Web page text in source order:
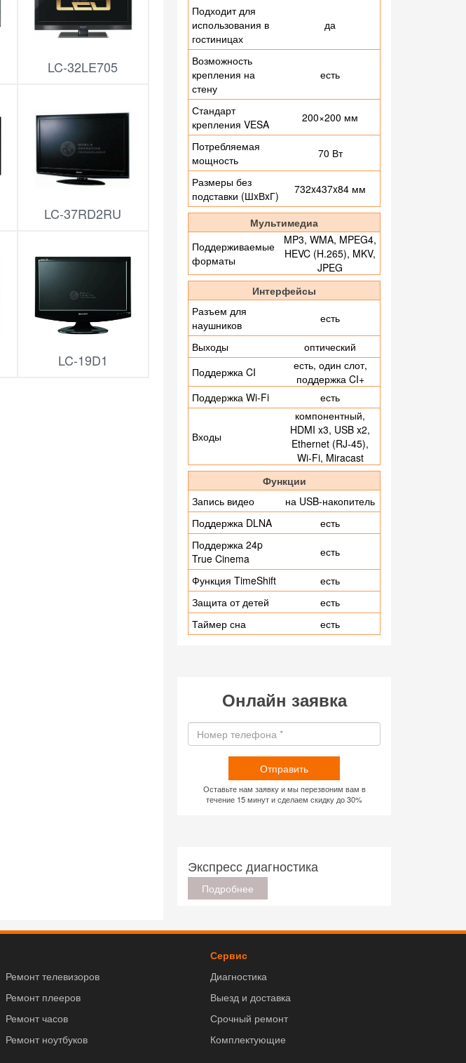
LC-32LE705
LC-37RD2RU
LC-19D1
Подходит для
использования в
гостиницах
да
Возможность
крепления на
стену
есть
Стандарт
крепления VESA
200×200 мм
Потребляемая
мощность
70 Вт
Размеры без
подставки (ШxВxГ)
732x437x84 мм
Мультимедиа
Поддерживаемые
форматы
MP3, WMA, MPEG4,
HEVC (H.265), MKV,
JPEG
Интерфейсы
Разъем для
наушников
есть
Выходы
оптический
Поддержка CI
есть, один слот,
поддержка CI+
Поддержка Wi-Fi
есть
Входы
компонентный,
HDMI x3, USB x2,
Ethernet (RJ-45),
Wi-Fi, Miracast
Функции
Запись видео
на USB-накопитель
Поддержка DLNA
есть
Поддержка 24p
True Cinema
есть
Функция TimeShift
есть
Защита от детей
есть
Таймер сна
есть
Онлайн заявка
Отправить
Оставьте нам заявку и мы перезвоним вам в
течение 15 минут и сделаем скидку до 30%
Экспресс диагностика
Подробнее
Ремонт телевизоров
Ремонт плееров
Ремонт часов
Ремонт ноутбуков
Сервис
Диагностика
Выезд и доставка
Срочный ремонт
Комплектующие